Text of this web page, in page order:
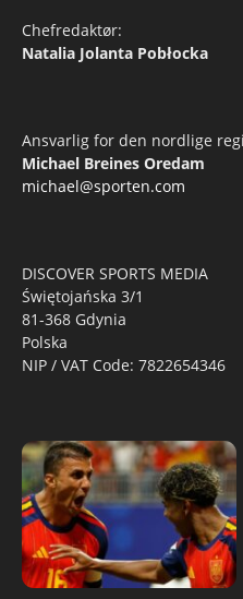
Chefredaktør:
Natalia Jolanta Pobłocka
Ansvarlig for den nordlige
Michael Breines Oredam
michael@sporten.com
DISCOVER SPORTS MEDIA
Świętojańska 3/1
81-368 Gdynia
Polska
NIP / VAT Code: 7822654346